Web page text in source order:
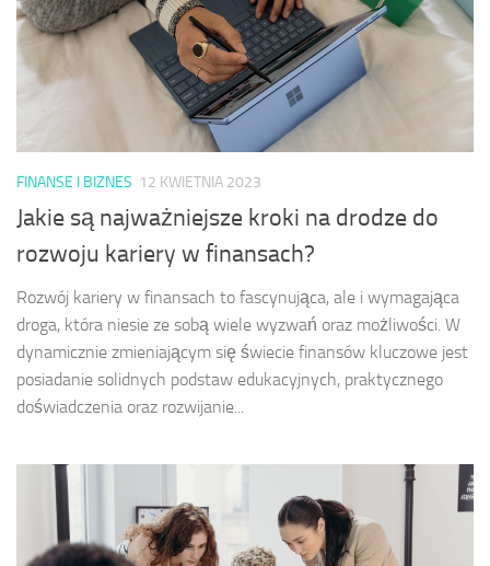
FINANSE I BIZNES 12 KWIETNIA 2023
Jakie są najważniejsze kroki na drodze do
rozwoju kariery w finansach?
Rozwój kariery w finansach to fascynująca, ale i wymagająca
droga, która niesie ze sobą wiele wyzwań oraz możliwości. W
dynamicznie zmieniającym się świecie finansów kluczowe jest
posiadanie solidnych podstaw edukacyjnych, praktycznego
doświadczenia oraz rozwijanie...